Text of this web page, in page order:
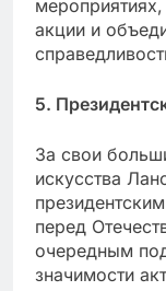
мероприятиях,
акции и
5.
За свои
искусства
перед
очередным
значимости